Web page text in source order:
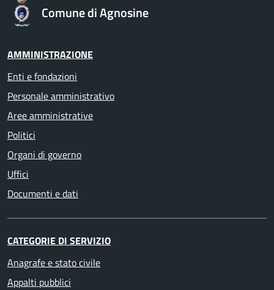
Comune di Agnosine
AMMINISTRAZIONE
Enti e fondazioni
Personale amministrativo
Aree amministrative
Politici
Organi di governo
Uffici
Documenti e dati
CATEGORIE DI SERVIZIO
Anagrafe e stato civile
Appalti pubblici